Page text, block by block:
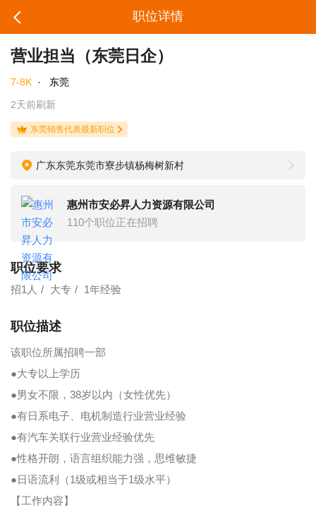
职位详情
营业担当（东莞日企）
7-8K ·
东莞
2天前刷新
东莞销售代表最新职位
广东东莞东莞市寮步镇杨梅树新村
惠州市安必昇人力资源有限公司
110个职位正在招聘
职位要求
招1人 大专 1年经验
职位描述
该职位所属招聘一部
●大专以上学历
●男女不限，38岁以内（女性优先）
●有日系电子、电机制造行业营业经验
●有汽车关联行业营业经验优先
●性格开朗，语言组织能力强，思维敏捷
●日语流利（1级或相当于1级水平）
【工作内容】